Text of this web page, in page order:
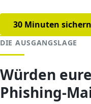
30 Minuten sichern
DIE AUSGANGSLAGE
Würden
Phishing-